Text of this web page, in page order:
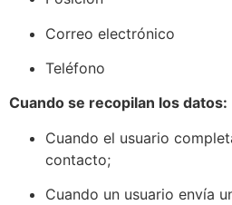
Correo electrónico
Teléfono
Cuando se recopilan los datos:
Cuando el usuario
contacto;
Cuando un usuario envía